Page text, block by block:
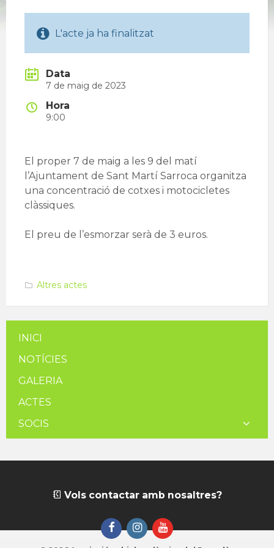
L'acte ja ha finalitzat
Data
7 de maig de 2023
Hora
9:00
El proper 7 de maig a les 9 del matí
l’Ajuntament de Sant Martí Sarroca organitza
una concentració de cotxes i motocicletes
clàssiques.
El preu de l’esmorzar serà de 3 euros.
Altres actes
INICI
NOTÍCIES
GALERIA
ACTES
SOCIS
Vols contactar amb nosaltres?
FacebookInstagramYouTube